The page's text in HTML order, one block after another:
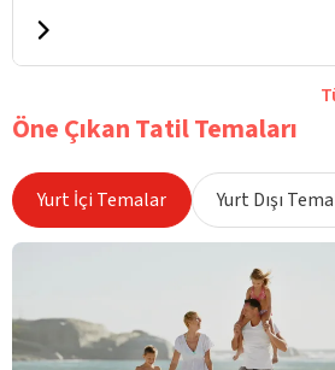
Öne Çıkan Tatil Temaları
Yurt İçi Temalar Yurt Dışı